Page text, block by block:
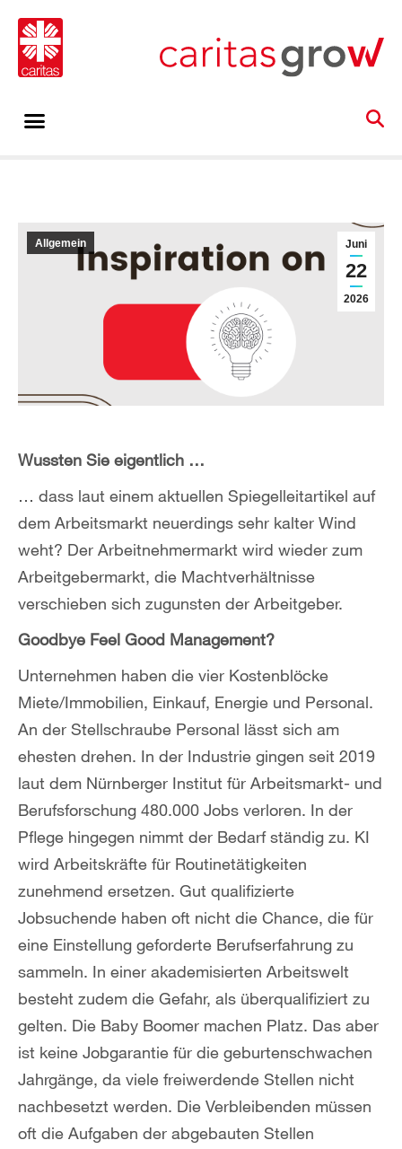
Juni
22
2026
Allgemein
Wussten Sie eigentlich …
… dass laut einem aktuellen Spiegelleitartikel auf
dem Arbeitsmarkt neuerdings sehr kalter Wind
weht? Der Arbeitnehmermarkt wird wieder zum
Arbeitgebermarkt, die Machtverhältnisse
verschieben sich zugunsten der Arbeitgeber.
Goodbye Feel Good Management?
Unternehmen haben die vier Kostenblöcke
Miete/Immobilien, Einkauf, Energie und Personal.
An der Stellschraube Personal lässt sich am
ehesten drehen. In der Industrie gingen seit 2019
laut dem Nürnberger Institut für Arbeitsmarkt- und
Berufsforschung 480.000 Jobs verloren. In der
Pflege hingegen nimmt der Bedarf ständig zu. KI
wird Arbeitskräfte für Routinetätigkeiten
zunehmend ersetzen. Gut qualifizierte
Jobsuchende haben oft nicht die Chance, die für
eine Einstellung geforderte Berufserfahrung zu
sammeln. In einer akademisierten Arbeitswelt
besteht zudem die Gefahr, als überqualifiziert zu
gelten. Die Baby Boomer machen Platz. Das aber
ist keine Jobgarantie für die geburtenschwachen
Jahrgänge, da viele freiwerdende Stellen nicht
nachbesetzt werden. Die Verbleibenden müssen
oft die Aufgaben der abgebauten Stellen